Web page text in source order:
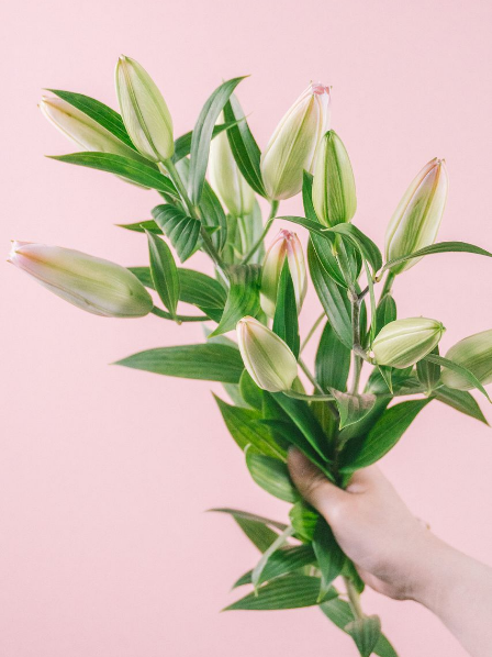
きな時に好きな花をご注文いただけます。
Q. 配送できないエリアはありますか？
ただいま沖縄・離島エリアへの配送には対応しておりませ
ん。ご了承ください。
Q. 配送日時は指定できますか？
お花をベストなタイミングで発送しているため、お届け日の
指定はできません。受け取り時間帯は、発送後にクロネコヤ
マトのアプリから変更可能です。
Q. 注文後にキャンセルできますか？
ご注文後一定時間内であればキャンセル可能です。